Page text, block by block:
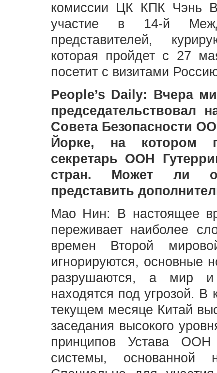
комиссии ЦК КПК Чэнь
участие в 14-й
представителей,
которая пройдет с 27
посетит с визитами
People’s Daily: Вчера
председательствовал
Совета Безопасности
Йорке, на котором
секретарь ООН
стран. Может ли
представить
Мао Нин: В настоящее
переживает наиболее
времен Второй
игнорируются, основные
разрушаются, а мир
находятся под угрозой.
текущем месяце Китай
заседания высокого
принципов Устава ООН
системы,